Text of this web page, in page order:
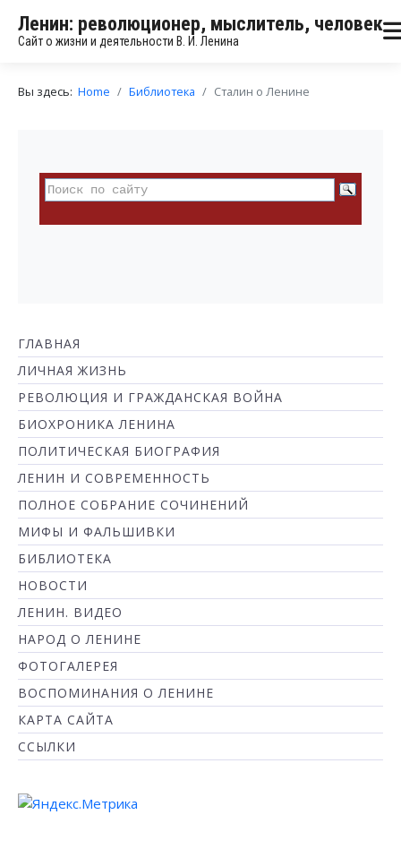
Ленин: революционер, мыслитель, человек
Сайт о жизни и деятельности В. И. Ленина
Вы здесь: Home Библиотека Сталин о Ленине
ГЛАВНАЯ
ЛИЧНАЯ ЖИЗНЬ
РЕВОЛЮЦИЯ И ГРАЖДАНСКАЯ ВОЙНА
БИОХРОНИКА ЛЕНИНА
ПОЛИТИЧЕСКАЯ БИОГРАФИЯ
ЛЕНИН И СОВРЕМЕННОСТЬ
ПОЛНОЕ СОБРАНИЕ СОЧИНЕНИЙ
МИФЫ И ФАЛЬШИВКИ
БИБЛИОТЕКА
НОВОСТИ
ЛЕНИН. ВИДЕО
НАРОД О ЛЕНИНЕ
ФОТОГАЛЕРЕЯ
ВОСПОМИНАНИЯ О ЛЕНИНЕ
КАРТА САЙТА
ССЫЛКИ